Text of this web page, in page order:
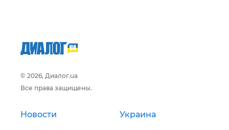
© 2026, Диалог.ua
Все права защищены.
Новости Украина